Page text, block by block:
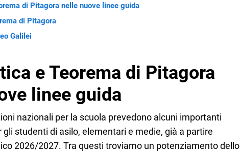
di Pitagora nelle nuove linee guida
di Pitagora
Galilei
e Teorema di Pitagora
linee guida
nazionali per la scuola prevedono alcuni importanti
studenti di asilo, elementari e medie, già a partire
2026/2027. Tra questi troviamo un potenziamento dello